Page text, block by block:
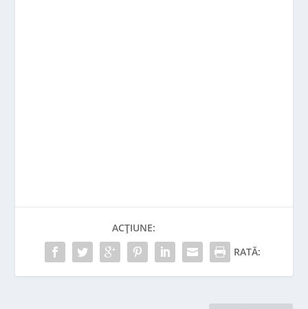
ACȚIUNE:
RATĂ: